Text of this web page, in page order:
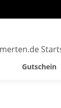
Gutschein